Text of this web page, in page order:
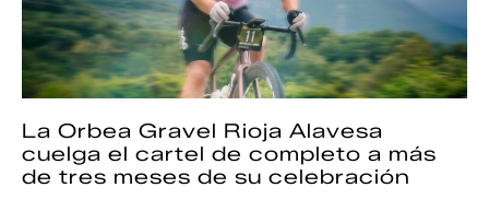
La Orbea Gravel Rioja Alavesa
cuelga el cartel de completo a más
de tres meses de su celebración